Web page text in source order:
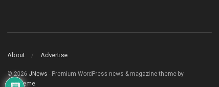
About Advertise
© 2026 JNews - Premium WordPress news & magazine theme by
Jegtheme